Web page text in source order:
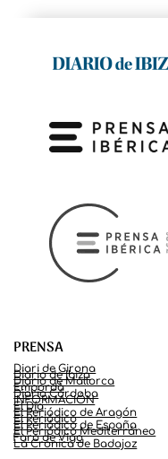
PRENSA
Diari de Girona
Diario de Ibiza
Diario de Mallorca
Empordà
Diario Córdoba
INFORMACIÓN
El Día
El Periódico de Aragón
El Periódico
El Periódico de España
El Periódico Mediterráneo
Faro de Vigo
La Crónica de Badajoz